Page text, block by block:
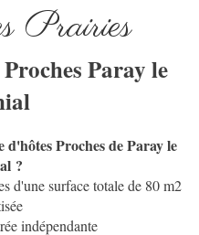
Prairies
Paray le
Proches de Paray le
?
d'une surface totale de 80 m2
indépendante